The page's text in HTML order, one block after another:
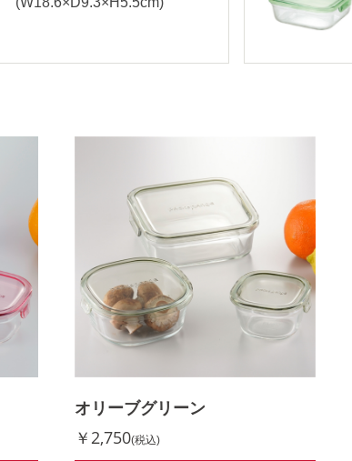
オリーブグリーン
￥2,750(税込)